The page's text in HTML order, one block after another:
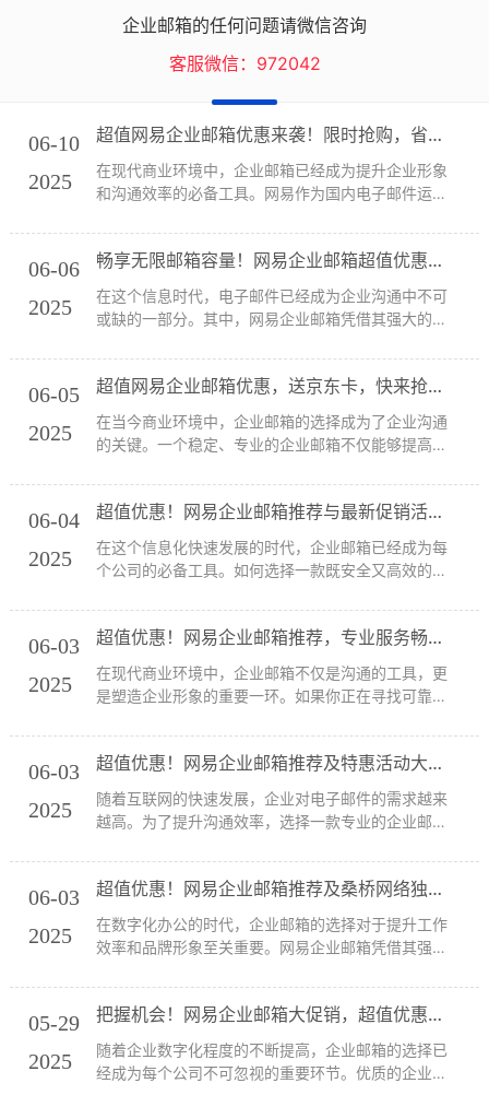
企业邮箱的任何问题请微信咨询
客服微信：972042
06-10
2025
超值网易企业邮箱优惠来袭！限时抢购，省钱又实用！
在现代商业环境中，企业邮箱已经成为提升企业形象
和沟通效率的必备工具。网易作为国内电子邮件运营
了众多企业的信赖。今天，我们将为您介绍网易企业
邮箱的最新优惠以及桑桥网络的专业服务，让您在享
受高...
06-06
2025
畅享无限邮箱容量！网易企业邮箱超值优惠大揭秘！
在这个信息时代，电子邮件已经成为企业沟通中不可
或缺的一部分。其中，网易企业邮箱凭借其强大的功
在寻找高效、安全且经济实惠的企业邮箱服务，那么
你一定不能错过网易企业邮箱的最新优惠！下面就让
我们...
06-05
2025
超值网易企业邮箱优惠，送京东卡，快来抢购吧！
在当今商业环境中，企业邮箱的选择成为了企业沟通
的关键。一个稳定、专业的企业邮箱不仅能够提高工
丰富的功能和超值的优惠活动，成为了众多企业的首
选。今天，我们将为您介绍网易企业邮箱的最新优
惠，帮...
06-04
2025
超值优惠！网易企业邮箱推荐与最新促销活动详解
在这个信息化快速发展的时代，企业邮箱已经成为每
个公司的必备工具。如何选择一款既安全又高效的企
箱，它凭借多年的技术积累和卓越的服务，成为了众
多企业的首选。而现在，网易企业邮箱还推出了超值
优惠...
06-03
2025
超值优惠！网易企业邮箱推荐，专业服务畅享无限容量！
在现代商业环境中，企业邮箱不仅是沟通的工具，更
是塑造企业形象的重要一环。如果你正在寻找可靠且
容错过！作为国内最资深的电子邮件运营厂商，网易
自1997年推出首个电子邮件系统（163邮箱）以来...
06-03
2025
超值优惠！网易企业邮箱推荐及特惠活动大揭秘！
随着互联网的快速发展，企业对电子邮件的需求越来
越高。为了提升沟通效率，选择一款专业的企业邮箱
介绍一些超值优惠，让您在提升工作效率的同时，享
受实实在在的优惠。 在写作中选择网易企业邮箱，...
06-03
2025
超值优惠！网易企业邮箱推荐及桑桥网络独家礼包！
在数字化办公的时代，企业邮箱的选择对于提升工作
效率和品牌形象至关重要。网易企业邮箱凭借其强大
我们将为您详细介绍网易企业邮箱的最新优惠，以及
为何桑桥网络是您理想的合作伙伴。 不容错过的网...
05-29
2025
把握机会！网易企业邮箱大促销，超值优惠不容错过！
随着企业数字化程度的不断提高，企业邮箱的选择已
经成为每个公司不可忽视的重要环节。优质的企业邮